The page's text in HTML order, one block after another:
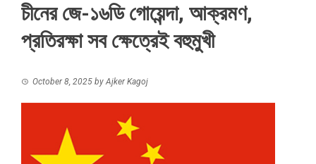
চীনের জে-১৬ডি গোয়েন্দা, আক্রমণ,
প্রতিরক্ষা সব ক্ষেত্রেই বহুমুখী
October 8, 2025 byAjker Kagoj